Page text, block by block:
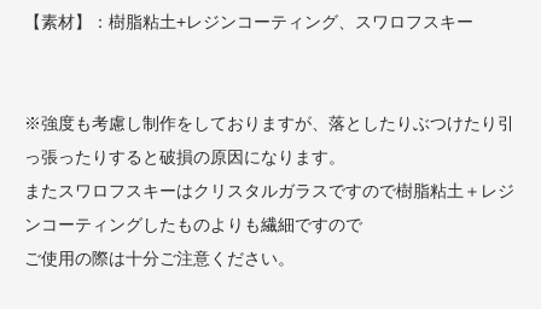
【素材】：樹脂粘土+レジンコーティング、スワロフスキー
※強度も考慮し制作をしておりますが、落としたりぶつけたり引
っ張ったりすると破損の原因になります。
またスワロフスキーはクリスタルガラスですので樹脂粘土＋レジ
ンコーティングしたものよりも繊細ですので
ご使用の際は十分ご注意ください。